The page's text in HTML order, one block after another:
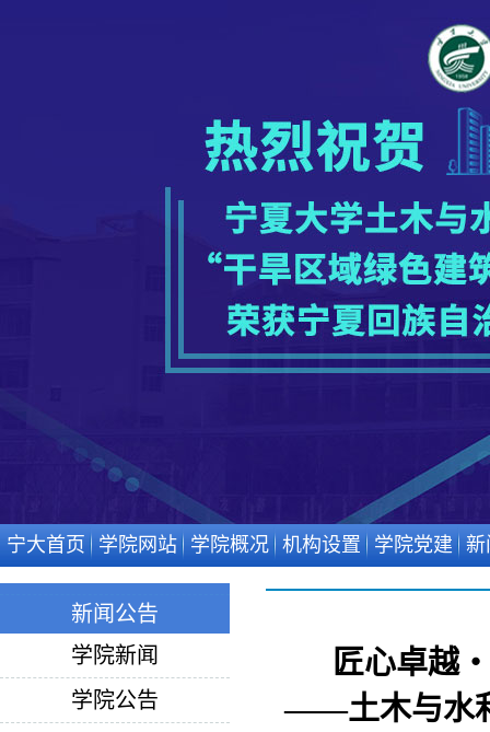
宁大首页 学院网站 学院概况 机构设置 学院党建 新
新闻公告
学院新闻
学院公告
匠心卓越
——土木与水